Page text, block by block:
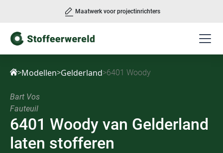
Maatwerk voor projectinrichters
>Modellen>Gelderland>6401 Woody
Bart Vos
Fauteuil
6401 Woody van Gelderland
laten stofferen